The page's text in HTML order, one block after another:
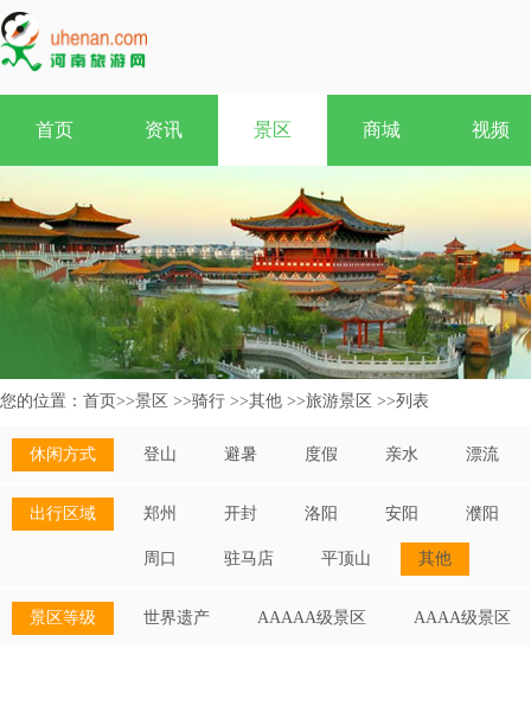
首页 资讯 景区 商城 视频
您的位置： 首页>>景区 >>骑行 >>其他 >>旅游景区 >>列表
休闲方式 登山 避暑 度假 亲水 漂流
出行区域 郑州 开封 洛阳 安阳 濮阳
周口 驻马店 平顶山 其他
景区等级 世界遗产 AAAAA级景区 AAAA级景区